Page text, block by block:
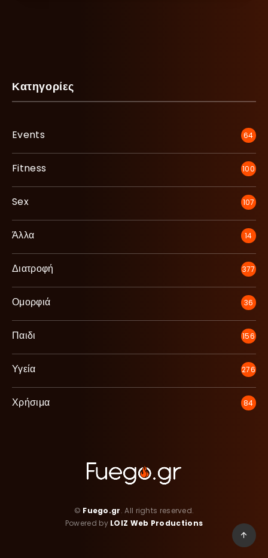
Κατηγορίες
Events 64
Fitness 100
Sex 107
Άλλα 14
Διατροφή 377
Ομορφιά 36
Παιδι 156
Υγεία 276
Χρήσιμα 84
© Fuego.gr. All rights reserved.
Powered by LOIZ Web Productions